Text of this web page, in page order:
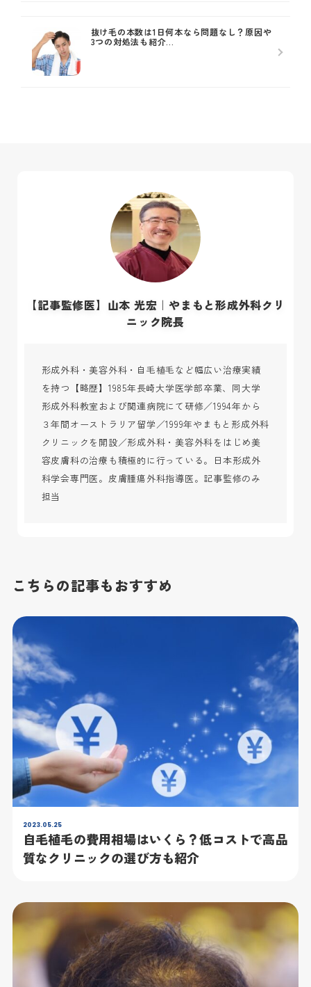
抜け毛の本数は1日何本なら問題なし？原因や
3つの対処法も紹介...
【記事監修医】山本 光宏｜やまもと形成外科クリ
ニック院長
形成外科・美容外科・自毛植毛など幅広い治療実績
を持つ【略歴】1985年長崎大学医学部卒業、同大学
形成外科教室および関連病院にて研修／1994年から
３年間オーストラリア留学／1999年やまもと形成外科
クリニックを開設／形成外科・美容外科をはじめ美
容皮膚科の治療も積極的に行っている。日本形成外
科学会専門医。皮膚腫瘍外科指導医。記事監修のみ
担当
こちらの記事もおすすめ
2023.05.25
自毛植毛の費用相場はいくら？低コストで高品
質なクリニックの選び方も紹介